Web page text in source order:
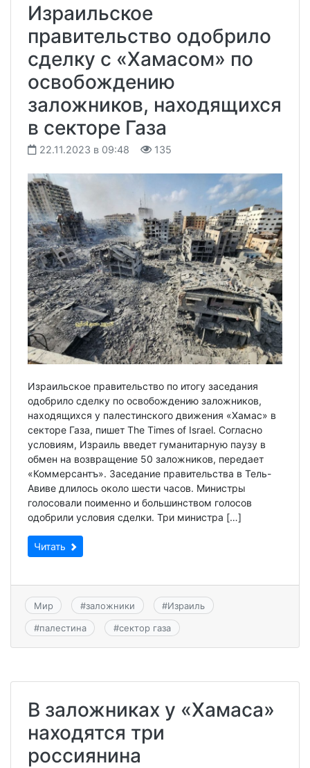
Израильское
правительство одобрило
сделку с «Хамасом» по
освобождению
заложников, находящихся
в секторе Газа
22.11.2023 в 09:48 135
Израильское правительство по итогу заседания
одобрило сделку по освобождению заложников,
находящихся у палестинского движения «Хамас» в
секторе Газа, пишет The Times of Israel. Согласно
условиям, Израиль введет гуманитарную паузу в
обмен на возвращение 50 заложников, передает
«Коммерсантъ». Заседание правительства в Тель-
Авиве длилось около шести часов. Министры
голосовали поименно и большинством голосов
одобрили условия сделки. Три министра […]
Читать
Мир #заложники #Израиль
#палестина #сектор газа
В заложниках у «Хамаса»
находятся три
россиянина